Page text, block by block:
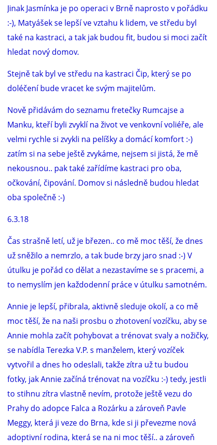
Trnová 15
294 25 Katusice
602 692 130
info@fretkyboleslav.cz
© 2026 eStránky.cz |RSS| WebSlice |Tisk |Aktualizováno: 1. 8. 2026
Jinak Jasmínka je po operaci v Brně naprosto v pořádku
:-), Matyášek se lepší ve vztahu k lidem, ve středu byl
také na kastraci, a tak jak budou fit, budou si moci začít
hledat nový domov.
Stejně tak byl ve středu na kastraci Čip, který se po
doléčení bude vracet ke svým majitelům.
Nově přidávám do seznamu fretečky Rumcajse a
Manku, kteří byli zvyklí na život ve venkovní voliéře, ale
velmi rychle si zvykli na pelíšky a domácí komfort :-)
zatím si na sebe ještě zvykáme, nejsem si jistá, že mě
nekousnou.. pak také zařídíme kastraci pro oba,
očkování, čipování. Domov si následně budou hledat
oba společně :-)
6.3.18
Čas strašně letí, už je březen.. co mě moc těší, že dnes
už sněžilo a nemrzlo, a tak bude brzy jaro snad :-) V
útulku je pořád co dělat a nezastavíme se s pracemi, a
to nemyslím jen každodenní práce v útulku samotném.
Annie je lepší, přibrala, aktivně sleduje okolí, a co mě
moc těší, že na naši prosbu o zhotovení vozíčku, aby se
Annie mohla začít pohybovat a trénovat svaly a nožičky,
se nabídla Terezka V.P. s manželem, který vozíček
vytvořil a dnes ho odeslali, takže zítra už tu budou
fotky, jak Annie začíná trénovat na vozíčku :-) tedy, jestli
to stihnu zítra vlastně nevím, protože ještě vezu do
Prahy do adopce Falca a Rozárku a zároveň Pavle
Meggy, která ji veze do Brna, kde si ji převezme nová
adoptivní rodina, která se na ni moc těší.. a zároveň